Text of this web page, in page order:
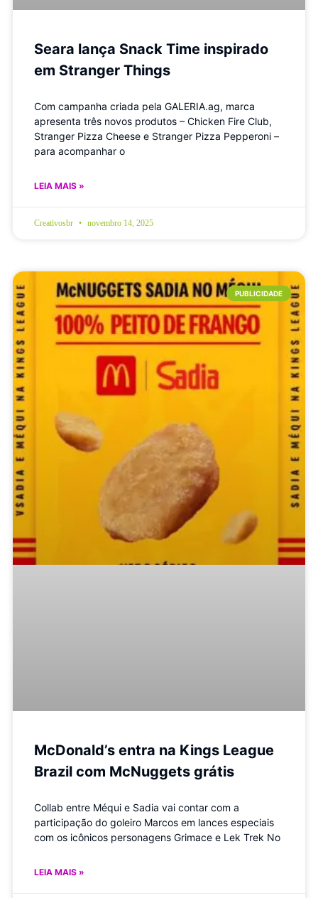
Seara lança Snack Time inspirado
em Stranger Things
Com campanha criada pela GALERIA.ag, marca
apresenta três novos produtos – Chicken Fire Club,
Stranger Pizza Cheese e Stranger Pizza Pepperoni –
para acompanhar o
LEIA MAIS »
Creativosbr novembro 14, 2025
PUBLICIDADE
McDonald’s entra na Kings League
Brazil com McNuggets grátis
Collab entre Méqui e Sadia vai contar com a
participação do goleiro Marcos em lances especiais
com os icônicos personagens Grimace e Lek Trek No
LEIA MAIS »